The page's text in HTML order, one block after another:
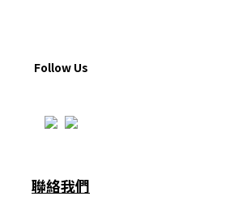
Follow Us
聯絡我們